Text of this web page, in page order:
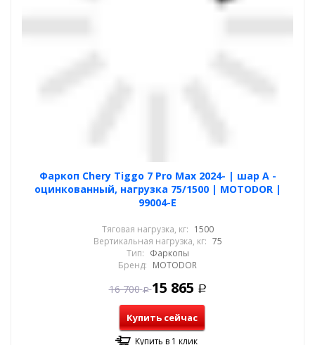
Фаркоп Chery Tiggo 7 Pro Max 2024- | шар A -
оцинкованный, нагрузка 75/1500 | MOTODOR |
99004-E
Тяговая нагрузка, кг: 1500
Вертикальная нагрузка, кг: 75
Тип: Фаркопы
Бренд: MOTODOR
16 700 Р 15 865 Р
Купить сейчас
Купить в 1 клик